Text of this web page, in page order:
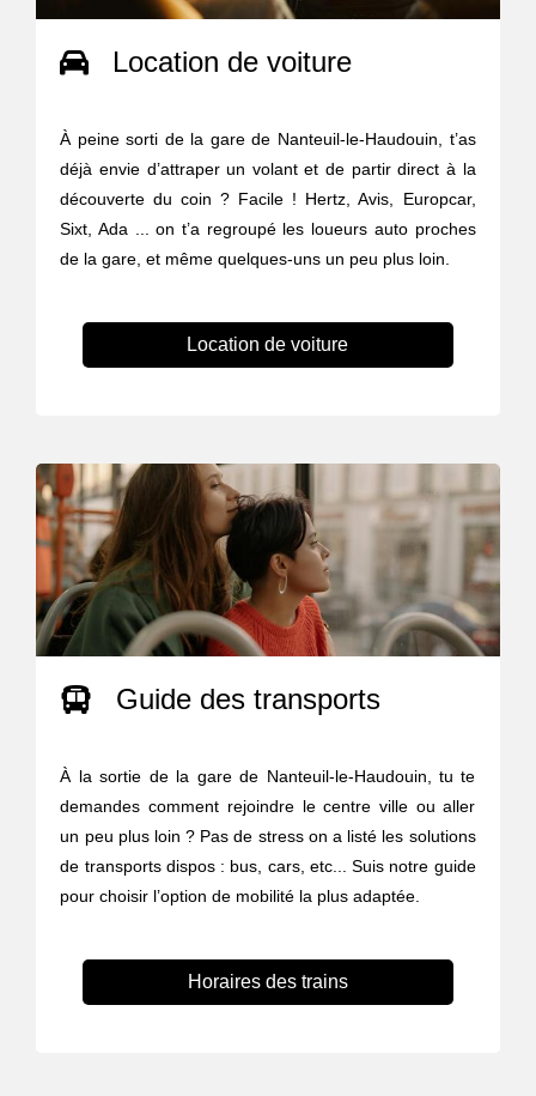
Location de voiture
À peine sorti de la gare de Nanteuil-le-Haudouin, t’as
déjà envie d’attraper un volant et de partir direct à la
découverte du coin ? Facile ! Hertz, Avis, Europcar,
Sixt, Ada ... on t’a regroupé les loueurs auto proches
de la gare, et même quelques-uns un peu plus loin.
Location de voiture
Guide des transports
À la sortie de la gare de Nanteuil-le-Haudouin, tu te
demandes comment rejoindre le centre ville ou aller
un peu plus loin ? Pas de stress on a listé les solutions
de transports dispos : bus, cars, etc... Suis notre guide
pour choisir l’option de mobilité la plus adaptée.
Horaires des trains